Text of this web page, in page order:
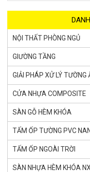
NỘI THẤT PHÒNG NGỦ
GIƯỜNG TẦNG
GIẢI PHÁP XỬ LÝ TƯỜNG
CỬA NHỰA COMPOSITE
SÀN GỖ HÈM KHÓA
TẤM ỐP TƯỜNG PVC
TẤM ỐP NGOÀI TRỜI
SÀN NHỰA HÈM KHÓA